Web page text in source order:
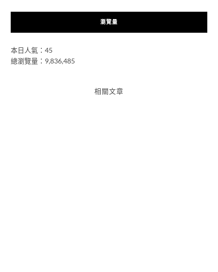
瀏覽量
本日人氣：45
總瀏覽量：9,836,485
相關文章